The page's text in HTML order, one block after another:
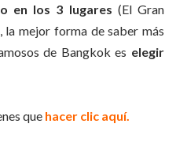
en los 3 lugares (El Gran
la mejor forma de saber más
de Bangkok es elegir
que hacer clic aquí.